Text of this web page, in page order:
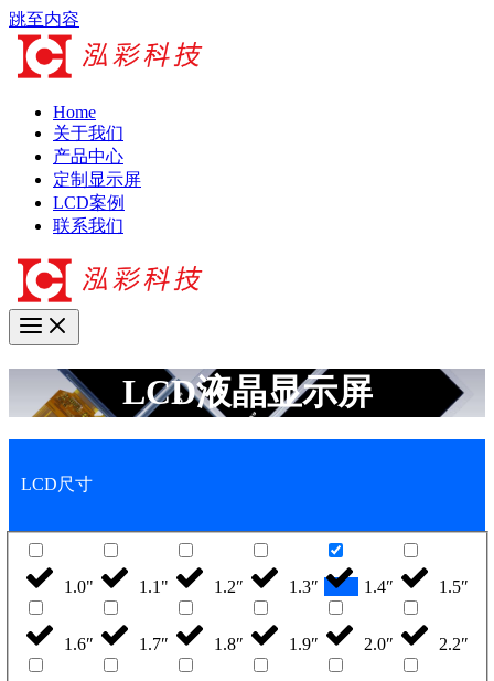
跳至内容
Home
关于我们
产品中心
定制显示屏
LCD案例
联系我们
LCD液晶显示屏
LCD尺寸
1.0" 1.1" 1.2″ 1.3″ 1.4″ 1.5″
1.6″ 1.7″ 1.8″ 1.9″ 2.0″ 2.2″